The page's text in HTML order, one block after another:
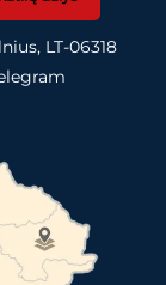
LT-06318